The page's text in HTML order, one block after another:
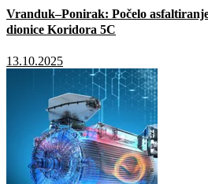
Vranduk–Ponirak: Počelo
dionice Koridora 5C
13.10.2025